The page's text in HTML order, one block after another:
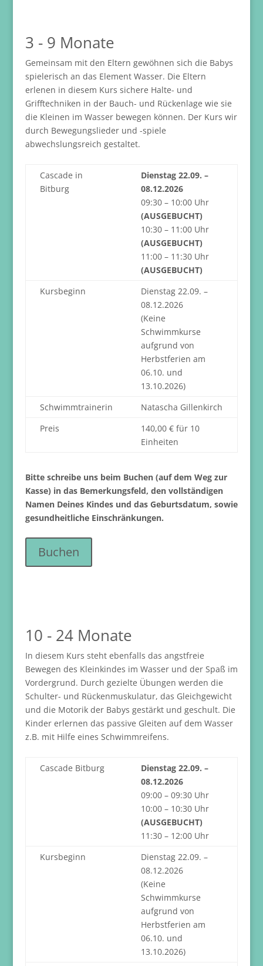
3 - 9 Monate
Gemeinsam mit den Eltern gewöhnen sich die Babys
spielerisch an das Element Wasser. Die Eltern
erlenen in diesem Kurs sichere Halte- und
Grifftechniken in der Bauch- und Rückenlage wie sie
die Kleinen im Wasser bewegen können. Der Kurs wir
durch Bewegungslieder und -spiele
abwechslungsreich gestaltet.
Cascade in
Bitburg
Dienstag 22.09. –
08.12.2026
09:30 – 10:00 Uhr
(AUSGEBUCHT)
10:30 – 11:00 Uhr
(AUSGEBUCHT)
11:00 – 11:30 Uhr
(AUSGEBUCHT)
Kursbeginn
Dienstag 22.09. –
08.12.2026
(Keine
Schwimmkurse
aufgrund von
Herbstferien am
06.10. und
13.10.2026)
Schwimmtrainerin
Natascha Gillenkirch
Preis
140,00 € für 10
Einheiten
Bitte schreibe uns beim Buchen (auf dem Weg zur
Kasse) in das Bemerkungsfeld, den vollständigen
Namen Deines Kindes und das Geburtsdatum, sowie
gesundheitliche Einschränkungen.
Buchen
10 - 24 Monate
In diesem Kurs steht ebenfalls das angstfreie
Bewegen des Kleinkindes im Wasser und der Spaß im
Vordergrund. Durch gezielte Übungen werden die
Schulter- und Rückenmuskulatur, das Gleichgewicht
und die Motorik der Babys gestärkt und geschult. Die
Kinder erlernen das passive Gleiten auf dem Wasser
z.B. mit Hilfe eines Schwimmreifens.
Cascade Bitburg
Dienstag 22.09. –
08.12.2026
09:00 – 09:30 Uhr
10:00 – 10:30 Uhr
(AUSGEBUCHT)
11:30 – 12:00 Uhr
Kursbeginn
Dienstag 22.09. –
08.12.2026
(Keine
Schwimmkurse
aufgrund von
Herbstferien am
06.10. und
13.10.2026)